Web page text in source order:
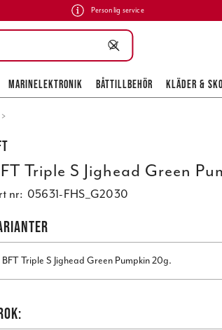
Personlig service
MARINELEKTRONIK BÅTTILLBEHÖR KLÄDER &
Triple S Jighead Green
nr: 05631-FHS_G2030
BFT Triple S Jighead Green Pumpkin 20g.